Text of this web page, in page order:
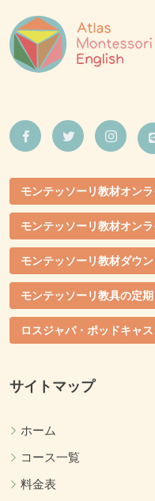
モンテッソーリ教材オン
モンテッソーリ教材オン
モンテッソーリ教材ダウ
モンテッソーリ教具の定
ロスジャパ・ポッドキャス
サイトマップ
ホーム
コース一覧
料金表